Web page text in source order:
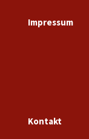
Impressum
Kontakt